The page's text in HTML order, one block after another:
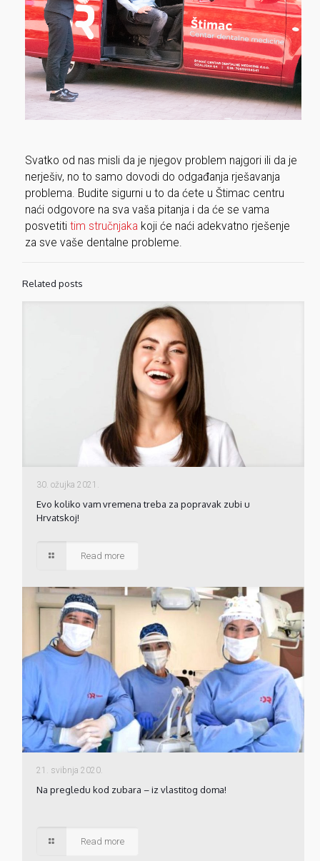
Svatko od nas misli da je njegov problem najgori ili da je
nerješiv, no to samo dovodi do odgađanja rješavanja
problema. Budite sigurni u to da ćete u Štimac centru
naći odgovore na sva vaša pitanja i da će se vama
posvetiti tim stručnjakakoji će naći adekvatno rješenje
za sve vaše dentalne probleme.
Related posts
30. ožujka 2021.
Evo koliko vam vremena treba za popravak zubi u
Hrvatskoj!
Read more
21. svibnja 2020.
Na pregledu kod zubara – iz vlastitog doma!
Read more